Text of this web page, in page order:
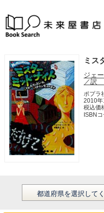
ミス
ジェ
／訳
ポプラ
2010
税込価
ISBN